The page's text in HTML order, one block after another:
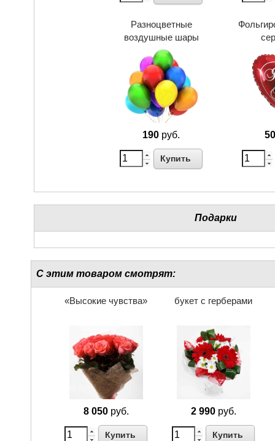
Разноцветные
воздушные шары
190 руб.
Купить
Подарки
С этим товаром смотрят:
«Высокие чувства»
8 050руб.
Купить
букет с герберами
2 990руб.
Купить